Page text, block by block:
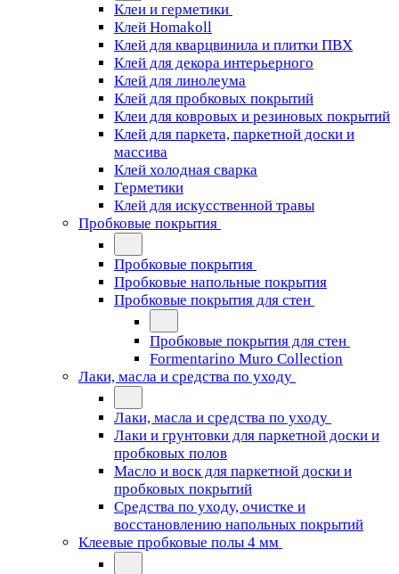
Клеи и герметики
Клей Homakoll
Клей для кварцвинила и плитки ПВХ
Клей для декора интерьерного
Клей для линолеума
Клей для пробковых покрытий
Клеи для ковровых и резиновых покрытий
Клей для паркета, паркетной доски и
массива
Клей холодная сварка
Герметики
Клей для искусственной травы
Пробковые покрытия
Пробковые покрытия
Пробковые напольные покрытия
Пробковые покрытия для стен
Пробковые покрытия для стен
Formentarino Muro Collection
Лаки, масла и средства по уходу
Лаки, масла и средства по уходу
Лаки и грунтовки для паркетной доски и
пробковых полов
Масло и воск для паркетной доски и
пробковых покрытий
Средства по уходу, очистке и
восстановлению напольных покрытий
Клеевые пробковые полы 4 мм